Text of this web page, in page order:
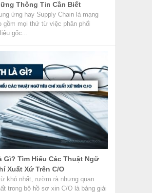
Thông Tin Cần Biết
ứng hay Supply Chain là mạng
gồm mọi thứ từ việc phân phối
gốc...
Gì? Tìm Hiểu Các Thuật Ngữ
Xuất Xứ Trên C/O
khó nhất, rườm rà nhưng quan
trong bộ hồ sơ xin C/O là bảng giải